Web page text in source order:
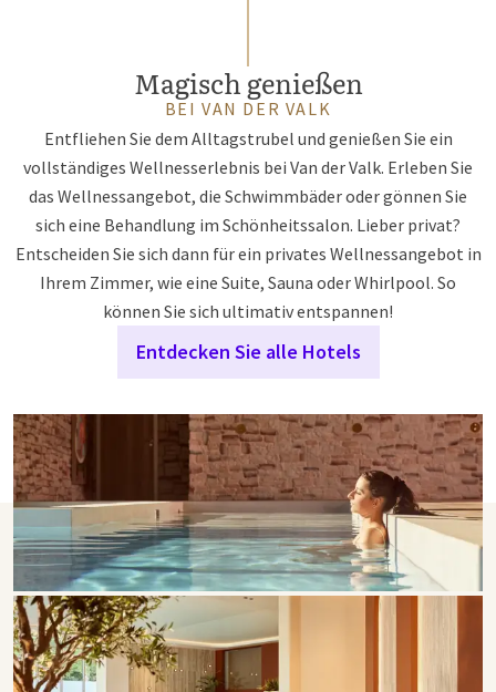
Magisch genießen
BEI VAN DER VALK
Entfliehen Sie dem Alltagstrubel und genießen Sie ein
vollständiges Wellnesserlebnis bei Van der Valk. Erleben Sie
das Wellnessangebot, die Schwimmbäder oder gönnen Sie
sich eine Behandlung im Schönheitssalon. Lieber privat?
Entscheiden Sie sich dann für ein privates Wellnessangebot in
Ihrem Zimmer, wie eine Suite, Sauna oder Whirlpool. So
können Sie sich ultimativ entspannen!
Entdecken Sie alle Hotels